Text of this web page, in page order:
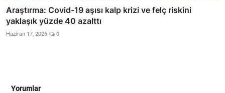
Araştırma: Covid-19 aşısı kalp krizi ve felç riskini
yaklaşık yüzde 40 azalttı
Haziran 17, 2026 0
Yorumlar